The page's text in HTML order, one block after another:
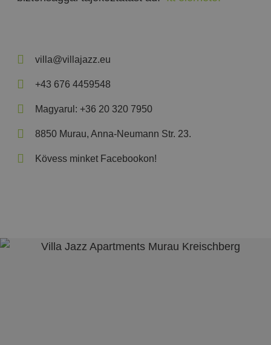
villa@villajazz.eu
+43 676 4459548
Magyarul: +36 20 320 7950
8850 Murau, Anna-Neumann Str. 23.
Kövess minket Facebookon!